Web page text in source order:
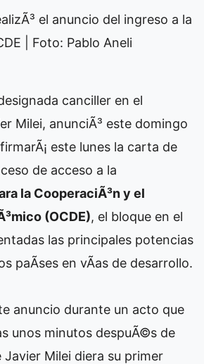
el anuncio del ingreso a la
| Foto: Pablo Aneli
canciller en el
Milei, anunciÃ³ este domingo
este lunes la carta de
de acceso a la
la CooperaciÃ³n y el
(OCDE), el bloque en el
las principales potencias
paÃ­ses en vÃ­as de desarrollo.
anuncio durante un acto que
unos minutos despuÃ©s de
Javier Milei diera su primer